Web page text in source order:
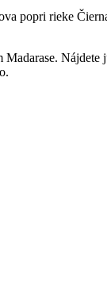
popri rieke